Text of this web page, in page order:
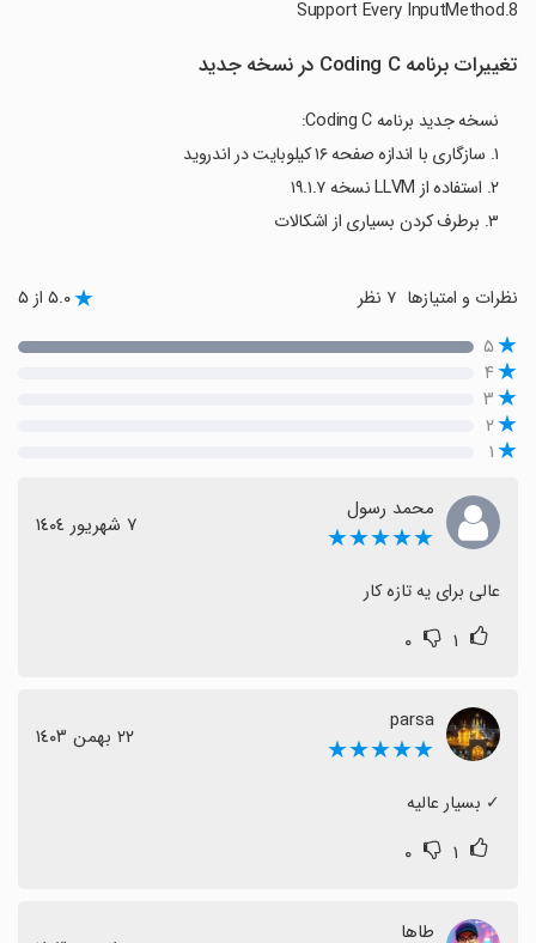
تغییرات برنامه Coding C در نسخه جدید
نسخه جدید برنامه Coding C:
۱. سازگاری با اندازه صفحه ۱۶ کیلوبایت در اندروید
۲. استفاده از LLVM نسخه ۱۹.۱.۷
۳. برطرف کردن بسیاری از اشکالات
نظرات و امتیازها ۵.۰ از ۵
۵
۴
۳
۲
۱
محمد رسول
★★★★★ ٧ شهریور ١٤٠٤
عالی برای یه تازه کار
۱ ۰
parsa
★★★★★ ٢٢ بهمن ١٤٠٣
‏✓ بسیار عالیه
۱ ۰
طاها